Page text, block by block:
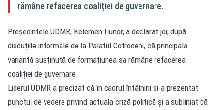
rămâne refacerea coaliției de guvernare.
Președintele UDMR, Kelemen Hunor, a declarat joi, după
discuțiile informale de la Palatul Cotroceni, că principala
variantă susținută de formațiunea sa rămâne refacerea
coaliției de guvernare.
Liderul UDMR a precizat că în cadrul întâlnirii și-a prezentat
punctul de vedere privind actuala criză politică și a subliniat că